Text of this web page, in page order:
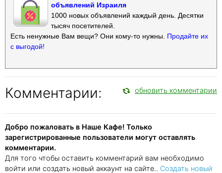
объявлений Израиля
1000 новых объявлений каждый день. Десятки
тысяч посетителей.
Есть ненужные Вам вещи? Они кому-то нужны. Продайте их
с выгодой!
Комментарии: обновить комментарии
Добро пожаловать в Наше Кафе! Только
зарегистрированные пользователи могут оставлять
комментарии.
Для того чтобы оставить комментарий вам необходимо
войти или создать новый аккаунт на сайте.. Создать новый